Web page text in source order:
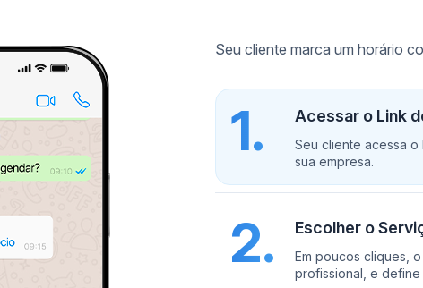
Seu cliente marca um horário
1. Acessar o Link
Seu cliente acessa
sua empresa.
2. Escolher o
Em poucos cliques,
profissional, e